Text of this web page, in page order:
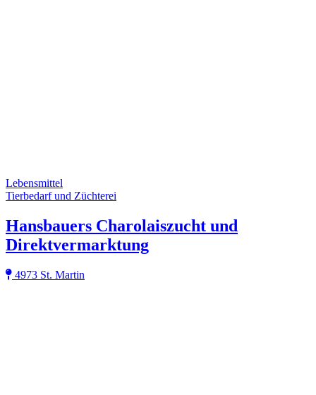
Lebensmittel
Tierbedarf und Züchterei
Hansbauers Charolaiszucht und
Direktvermarktung
4973 St. Martin